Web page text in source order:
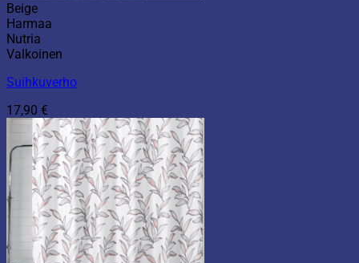
Beige
Harmaa
Nutria
Valkoinen
Suihkuverho
17,90 €